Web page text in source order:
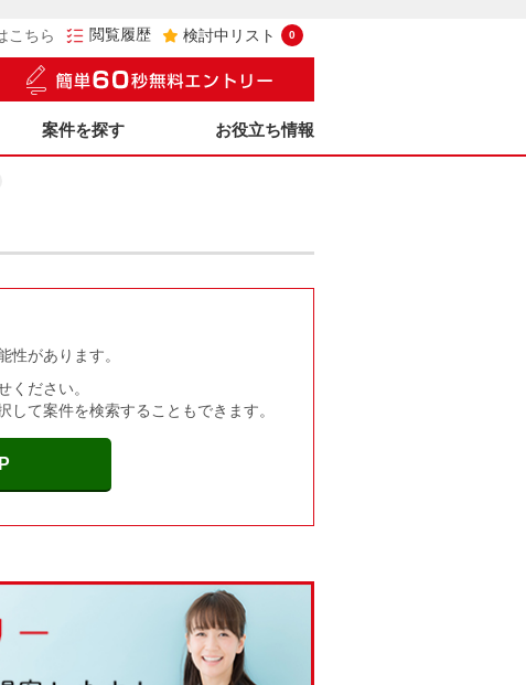
こちら 閲覧履歴 検討中リスト 0
案件を探す お役立ち情報
性があります。
ください。
て案件を検索することもできます。